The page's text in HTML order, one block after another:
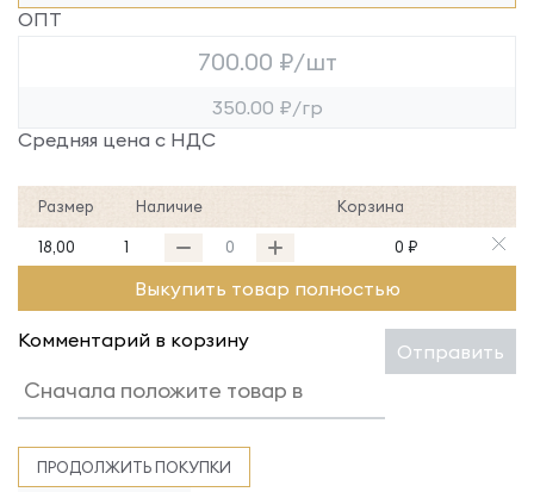
ОПТ
700.00 ₽/шт
350.00 ₽/гр
Средняя цена с НДС
Размер Наличие Корзина
18,00 1 0 ₽
Выкупить товар полностью
Комментарий в корзину Отправить
ПРОДОЛЖИТЬ ПОКУПКИ